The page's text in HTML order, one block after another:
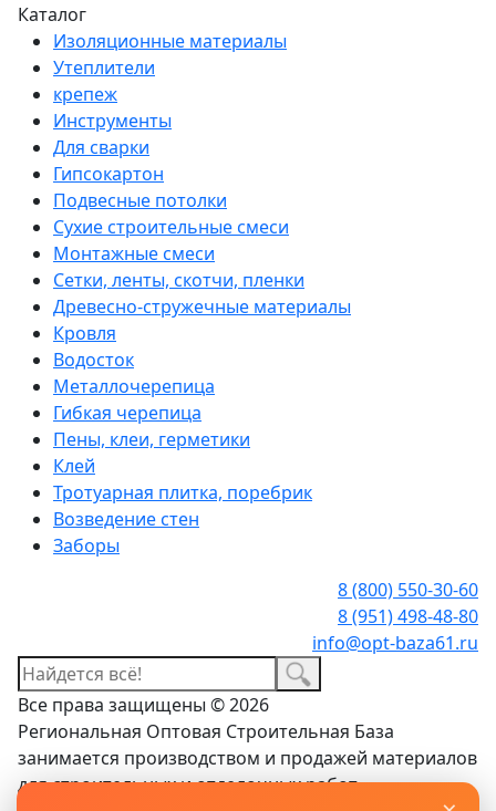
Каталог
Изоляционные материалы
Утеплители
крепеж
Инструменты
Для сварки
Гипсокартон
Подвесные потолки
Сухие строительные смеси
Монтажные смеси
Сетки, ленты, скотчи, пленки
Древесно-стружечные материалы
Кровля
Водосток
Металлочерепица
Гибкая черепица
Пены, клеи, герметики
Клей
Тротуарная плитка, поребрик
Возведение стен
Заборы
8 (800) 550-30-60
8 (951) 498-48-80
info@opt-baza61.ru
Все права защищены © 2026
Региональная Оптовая Строительная База
занимается производством и продажей материалов
для строительных и отделочных работ.